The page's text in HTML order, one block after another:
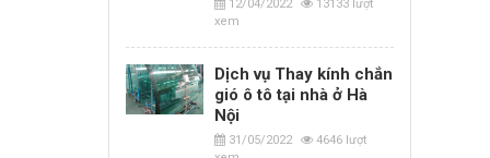
12/04/2022
13133 lượt
xem
Dịch vụ Thay kính chắn
gió ô tô tại nhà ở Hà
Nội
31/05/2022
4646 lượt